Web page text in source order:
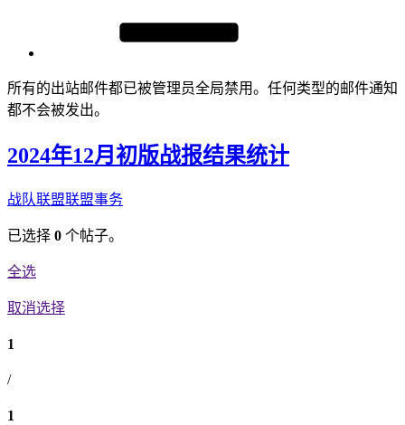
所有的出站邮件都已被管理员全局禁用。任何类型的邮件通知
都不会被发出。
2024年12月初版战报结果统计
战队联盟联盟事务
已选择 0 个帖子。
全选
取消选择
1
/
1